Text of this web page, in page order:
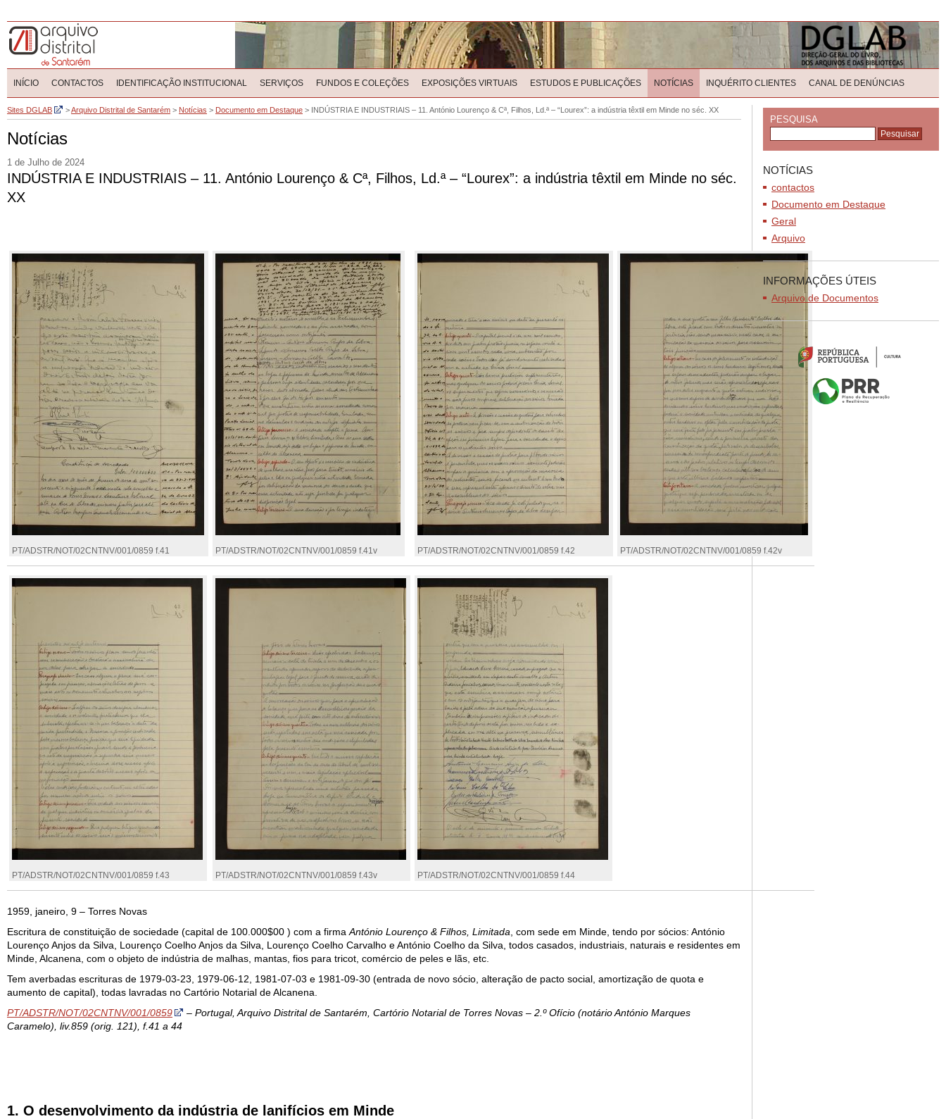
INÍCIO CONTACTOS IDENTIFICAÇÃO INSTITUCIONAL SERVIÇOS FUNDOS E COLEÇÕES EXPOSIÇÕES VIRTUAIS ESTUDOS E PUBLICAÇÕES NOTÍCIAS INQUÉRITO CLIENTES CANAL DE DENÚNCIAS
Sites DGLAB >Arquivo Distrital de Santarém > Notícias > Documento em Destaque > INDÚSTRIA E INDUSTRIAIS – 11. António Lourenço & Cª, Filhos, Ld.ª – “Lourex”: a indústria têxtil em Minde no séc. XX
Notícias
1 de Julho de 2024
INDÚSTRIA E INDUSTRIAIS – 11. António Lourenço & Cª, Filhos, Ld.ª – “Lourex”: a indústria têxtil em Minde no séc.
XX
PT/ADSTR/NOT/02CNTNV/001/0859 f.41 PT/ADSTR/NOT/02CNTNV/001/0859 f.41v PT/ADSTR/NOT/02CNTNV/001/0859 f.42 PT/ADSTR/NOT/02CNTNV/001/0859 f.42v
PT/ADSTR/NOT/02CNTNV/001/0859 f.43 PT/ADSTR/NOT/02CNTNV/001/0859 f.43v PT/ADSTR/NOT/02CNTNV/001/0859 f.44
1959, janeiro, 9 – Torres Novas
Escritura de constituição de sociedade (capital de 100.000$00 ) com a firma António Lourenço & Filhos, Limitada , com sede em Minde, tendo por sócios: António
Lourenço Anjos da Silva, Lourenço Coelho Anjos da Silva, Lourenço Coelho Carvalho e António Coelho da Silva, todos casados, industriais, naturais e residentes em
Minde, Alcanena, com o objeto de indústria de malhas, mantas, fios para tricot, comércio de peles e lãs, etc.
Tem averbadas escrituras de 1979-03-23, 1979-06-12, 1981-07-03 e 1981-09-30 (entrada de novo sócio, alteração de pacto social, amortização de quota e
aumento de capital), todas lavradas no Cartório Notarial de Alcanena.
PT/ADSTR/NOT/02CNTNV/001/0859
– Portugal, Arquivo Distrital de Santarém, Cartório Notarial de Torres Novas – 2.º Ofício (notário António Marques
Caramelo), liv.859 (orig. 121), f.41 a 44
1. O desenvolvimento da indústria de lanifícios em Minde
PESQUISA
NOTÍCIAS
contactos
Documento em Destaque
Geral
Arquivo
INFORMAÇÕES ÚTEIS
Arquivo de Documentos